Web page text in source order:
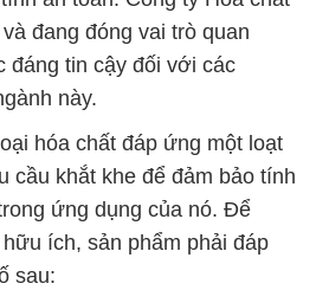
đang đóng vai trò quan
đáng tin cậy đối với các
này.
hóa chất đáp ứng một loạt
cầu khắt khe để đảm bảo tính
ứng dụng của nó. Để
ích, sản phẩm phải đáp
sau: